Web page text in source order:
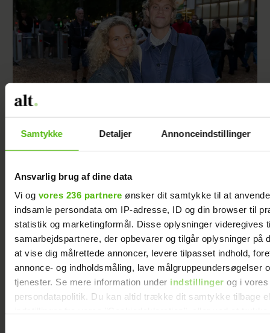
Samtykke Detaljer Annonceindstillinger
Ansvarlig brug af dine data
Vi og vores 236 partnere ønsker dit samtykke til at
indsamle persondata om IP-adresse, ID og din browser til
statistik og marketingformål. Disse oplysninger videregives
samarbejdspartnere, der opbevarer og tilgår oplysninger på
at vise dig målrettede annoncer, levere tilpasset indhold,
annonce- og indholdsmåling, lave målgruppeundersøgelser
tjenester. Se mere information under indstillinger og i vores
persondatapolitik. Du kan altid trække dit samtykke tilbage